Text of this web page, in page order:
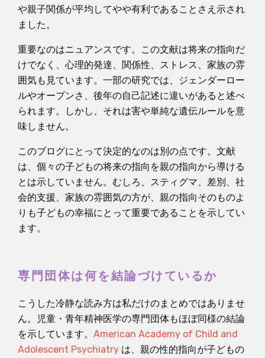
や親子関係が平均してやや有利であることさえ示され
ました。
重要なのはニュアンスです。この文献は将来の指向だ
けでなく、心理的発達、関係性、ストレス、家族の雰
囲気も見ています。一部の研究では、ジェンダーロー
ルやオープンさ、後年の自己記述に違いがあると述べ
られます。しかし、それは害や単純な遺伝ルールを意
味しません。
このブログにとって決定的なのは別の点です。文献
は、個々の子どもの将来の指向を親の指向から導ける
とは示していません。むしろ、スティグマ、差別、社
会的支援、家族の雰囲気の方が、親の指向そのものよ
りも子どもの幸福にとって重要であることを示してい
ます。
専門団体は何を結論づけているか
こうした冷静な読み方は私だけのまとめではありませ
ん。児童・青年精神医学の専門団体もほぼ同様の結論
を示しています。 American Academy of Child and
Adolescent Psychiatry は、親の性的指向が子どもの